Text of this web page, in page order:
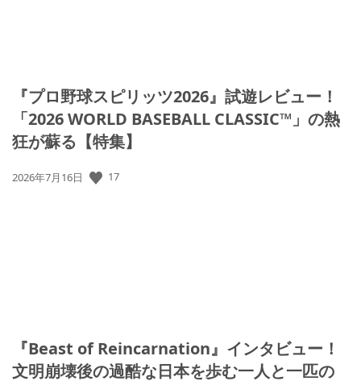
『プロ野球スピリッツ2026』試遊レビュー！
「2026 WORLD BASEBALL CLASSIC™」の熱
狂が蘇る【特集】
公
2026年7月16日 17
『Beast of Reincarnation』インタビュー！
文明崩壊後の過酷な日本を歩む一人と一匹の